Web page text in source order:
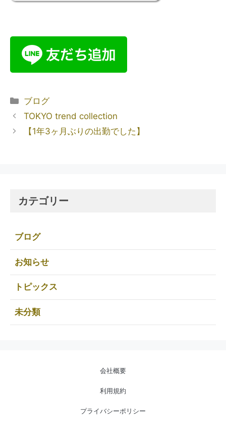
ブログ
TOKYO trend collection
【1年3ヶ月ぶりの出勤でした】
カテゴリー
ブログ
お知らせ
トピックス
未分類
会社概要
利用規約
プライバシーポリシー